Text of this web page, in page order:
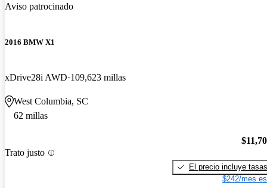
Aviso patrocinado
2016 BMW X1
xDrive28i AWD 109,623 millas
West Columbia, SC
62 millas
Trato justo
El precio incluye tasas
$242/mes